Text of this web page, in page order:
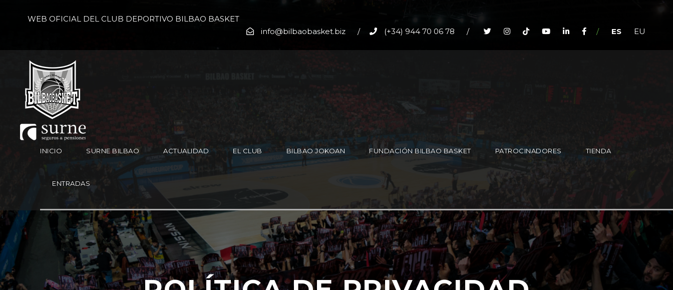
WEB OFICIAL DEL CLUB DEPORTIVO BILBAO BASKET
info@bilbaobasket.biz
/ (+34) 944 70 06 78 / / ES EU
INICIO SURNE BILBAO ACTUALIDAD EL CLUB BILBAO JOKOAN FUNDACIÓN BILBAO BASKET PATROCINADORES TIENDA
ENTRADAS